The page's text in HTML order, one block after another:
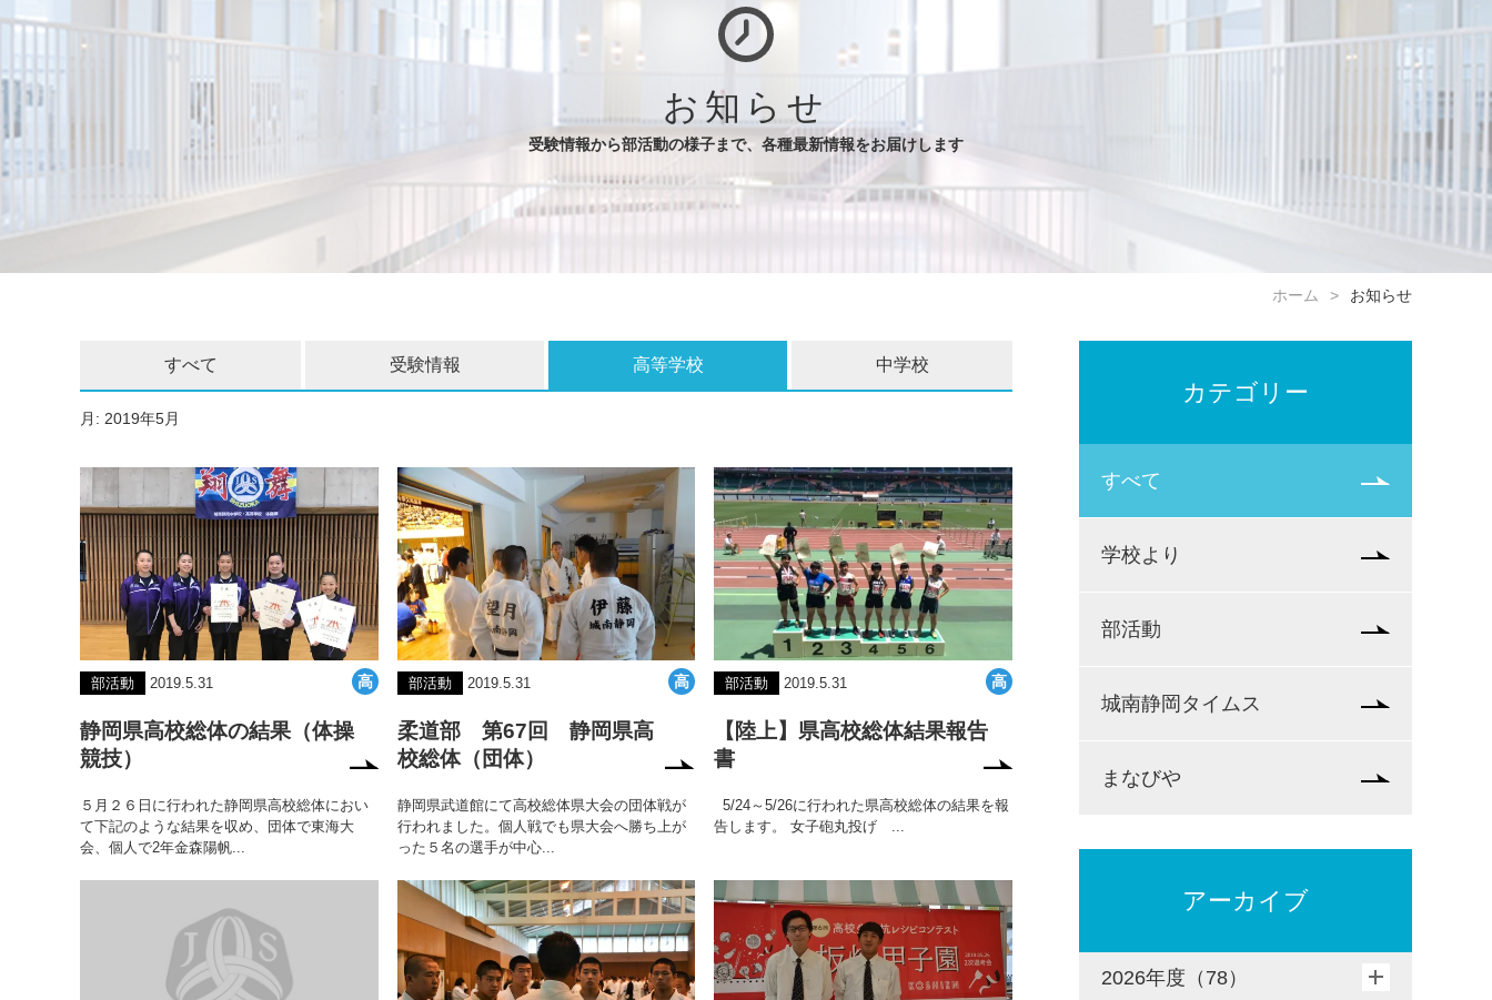
お知らせ
受験情報から部活動の様子まで、各種最新情報をお届けします
ホーム お知らせ
すべて 受験情報 高等学校 中学校
月: 2019年5月
部活動 2019.5.31
静岡県高校総体の結果（体操
競技）
５月２６日に行われた静岡県高校総体におい
て下記のような結果を収め、団体で東海大
会、個人で2年金森陽帆...
部活動 2019.5.31
柔道部 第67回 静岡県高
校総体（団体）
静岡県武道館にて高校総体県大会の団体戦が
行われました。個人戦でも県大会へ勝ち上が
った５名の選手が中心...
部活動 2019.5.31
【陸上】県高校総体結果報告
書
5/24～5/26に行われた県高校総体の結果を報
告します。 女子砲丸投げ ...
カテゴリー
すべて
学校より
部活動
城南静岡タイムス
まなびや
アーカイブ
2026年度（78）